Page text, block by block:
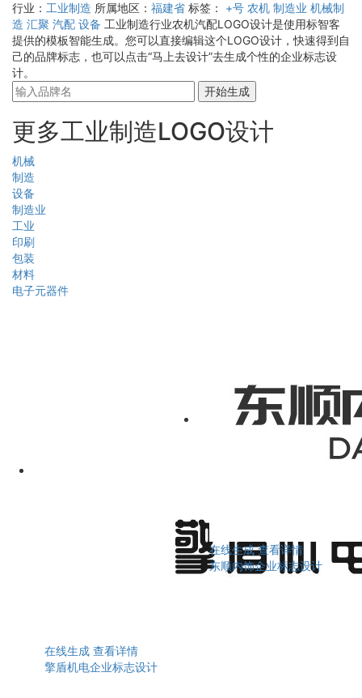
行业： 工业制造 所属地区： 福建省 标签： +号 农机 制造业 机械制
造 汇聚 汽配 设备 工业制造行业农机汽配LOGO设计是使用标智客
提供的模板智能生成。您可以直接编辑这个LOGO设计，快速得到自
己的品牌标志，也可以点击“马上去设计”去生成个性的企业标志设
计。
开始生成
更多工业制造LOGO设计
机械
制造
设备
制造业
工业
印刷
包装
材料
电子元器件
在线生成 查看详情
擎盾机电企业标志设计
在线生成 查看详情
东顺内饰企业标志设计